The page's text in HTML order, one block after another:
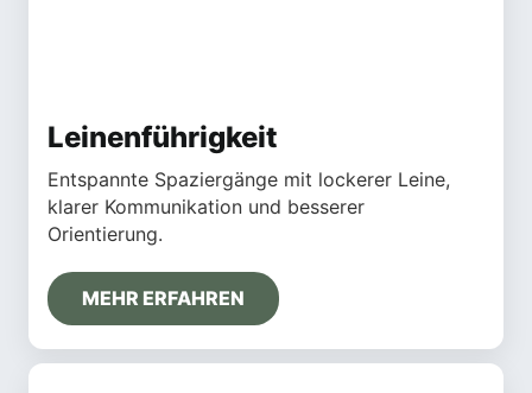
Leinenführigkeit
Entspannte Spaziergänge mit lockerer Leine,
klarer Kommunikation und besserer
Orientierung.
MEHR ERFAHREN